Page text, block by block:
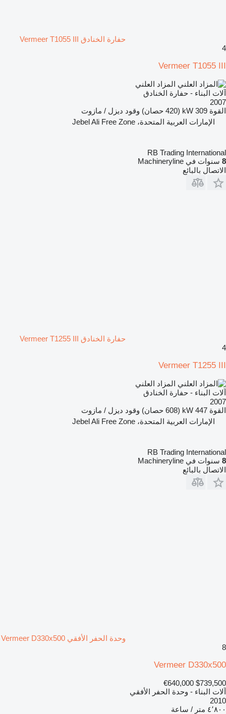
حفارة الخنادق Vermeer T1055 III
4
Vermeer T1055 III
المزاد العلني
آلات البناء - حفارة الخنادق
2007
القوة 309 kW (420 حصان) وقود ديزل / مازوت
الإمارات العربية المتحدة، Jebel Ali Free Zone
RB Trading International
8 سنوات في Machineryline
الاتصال بالبائع
حفارة الخنادق Vermeer T1255 III
4
Vermeer T1255 III
المزاد العلني
آلات البناء - حفارة الخنادق
2007
القوة 447 kW (608 حصان) وقود ديزل / مازوت
الإمارات العربية المتحدة، Jebel Ali Free Zone
RB Trading International
8 سنوات في Machineryline
الاتصال بالبائع
وحدة الحفر الأفقي Vermeer D330x500
8
Vermeer D330x500
$739,500
€640,000
آلات البناء - وحدة الحفر الأفقي
2010
٤٬٨٠٠ متر / ساعة